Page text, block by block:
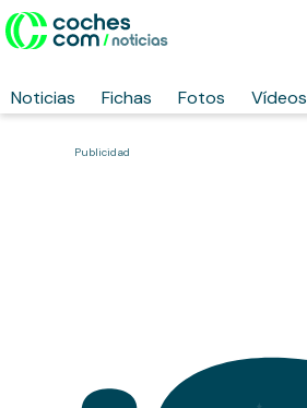
Noticias Fichas Fotos Vídeos
Publicidad